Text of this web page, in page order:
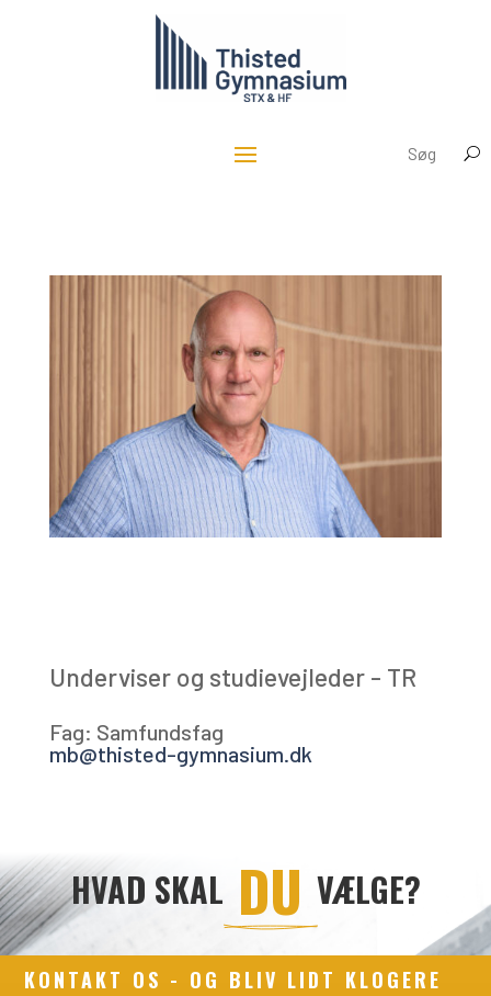
Underviser og studievejleder - TR
Fag: Samfundsfag
mb@thisted-gymnasium.dk
HVAD SKAL DU VÆLGE?
KONTAKT OS - OG BLIV LIDT KLOGERE